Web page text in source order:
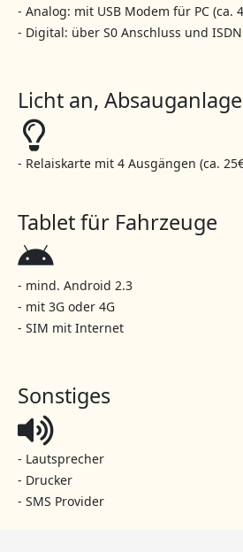
- Analog: mit USB Modem für PC (ca.
- Digital: über S0 Anschluss und
Licht an,
- Relaiskarte mit 4 Ausgängen (ca.
Tablet für Fahrzeuge
- mind. Android 2.3
- mit 3G oder 4G
- SIM mit Internet
Sonstiges
- Lautsprecher
- Drucker
- SMS Provider